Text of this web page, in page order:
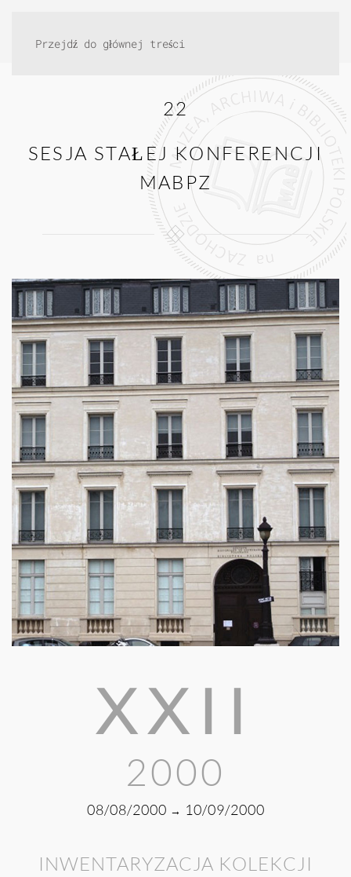
Przejdź do głównej treści
22
SESJA STAŁEJ KONFERENCJI
MABPZ
XXII
2000
08/08/2000 → 10/09/2000
INWENTARYZACJA KOLEKCJI